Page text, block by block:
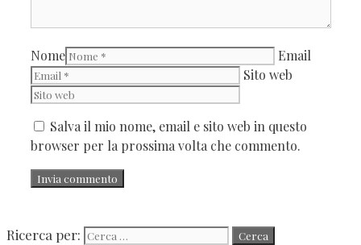
Nome
Email
Sito web
Salva il mio nome, email e sito web in questo
browser per la prossima volta che commento.
Ricerca per: